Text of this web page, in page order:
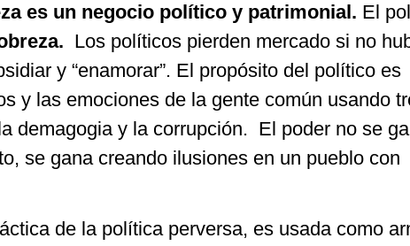
es un negocio político y patrimonial. El
Los políticos pierden mercado si no
y “enamorar”. El propósito del político es
y las emociones de la gente común usando
demagogia y la corrupción. El poder no se
se gana creando ilusiones en un pueblo con
de la política perversa, es usada como